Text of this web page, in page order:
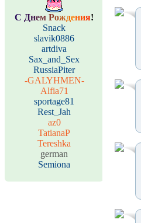
С Днем Рождения!
Snack
slavik0886
artdiva
Sax_and_Sex
RussiaPiter
-GALYHMEN-
Alfia71
sportage81
Rest_Jah
az0
TatianaP
Tereshka
german
Semiona